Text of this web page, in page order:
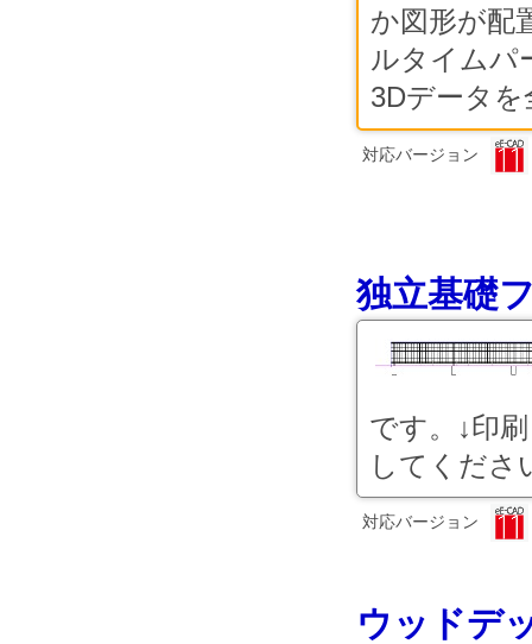
か図形が配
ルタイムパ
3Dデータ
対応バージョン
独立基礎
です。↓印
してくださ
対応バージョン
ウッドデ